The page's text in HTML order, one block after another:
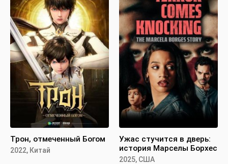
Трон, отмеченный Богом
2022, Китай
Ужас стучится в дверь:
история Марселы Борхес
2025, США